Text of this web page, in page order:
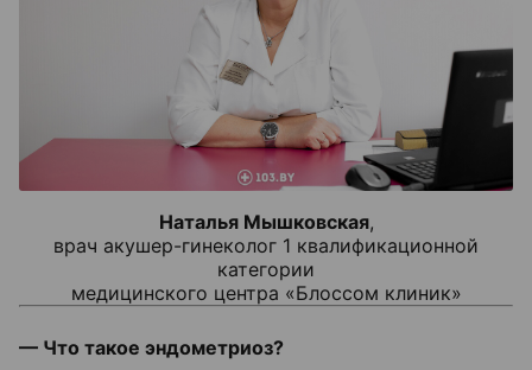
Наталья Мышковская,
врач акушер-гинеколог 1 квалификационной
категории
медицинского центра «Блоссом клиник»
— Что такое эндометриоз?